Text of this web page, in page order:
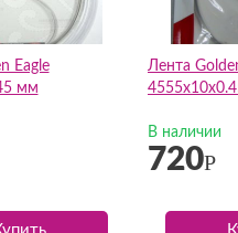
Eagle
мм
Лента
В наличии
720Р